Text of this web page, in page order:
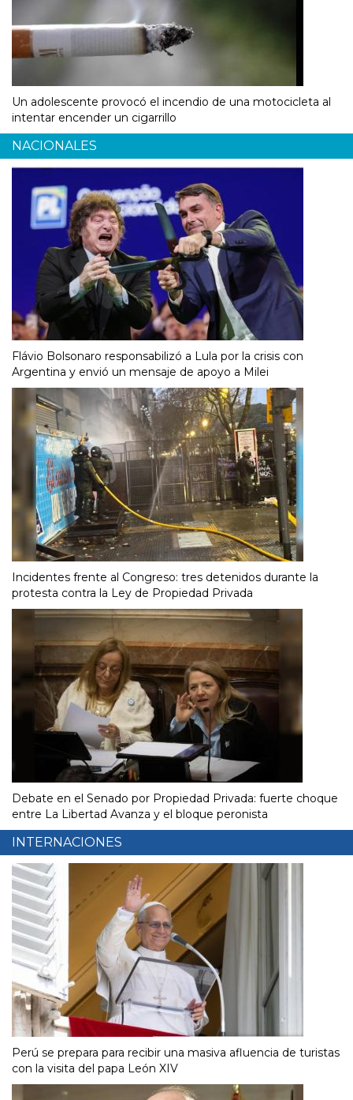
Un adolescente provocó el incendio de una motocicleta al
intentar encender un cigarrillo
NACIONALES
Flávio Bolsonaro responsabilizó a Lula por la crisis con
Argentina y envió un mensaje de apoyo a Milei
Incidentes frente al Congreso: tres detenidos durante la
protesta contra la Ley de Propiedad Privada
Debate en el Senado por Propiedad Privada: fuerte choque
entre La Libertad Avanza y el bloque peronista
INTERNACIONES
Perú se prepara para recibir una masiva afluencia de turistas
con la visita del papa León XIV